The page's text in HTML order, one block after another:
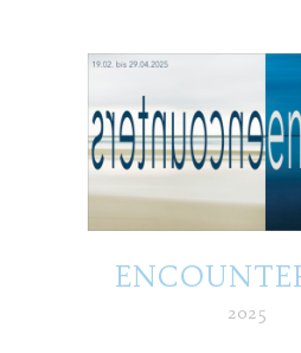
2025